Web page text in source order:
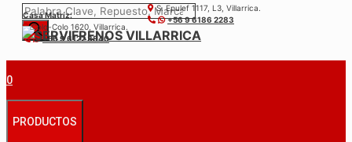
Casa Matríz:
Colo-Colo 1620, Villarrica.
+56 9 6122 3840
S. Epulef 1117, L3, Villarrica.
+56 9 6186 2283
0
PRODUCTOS